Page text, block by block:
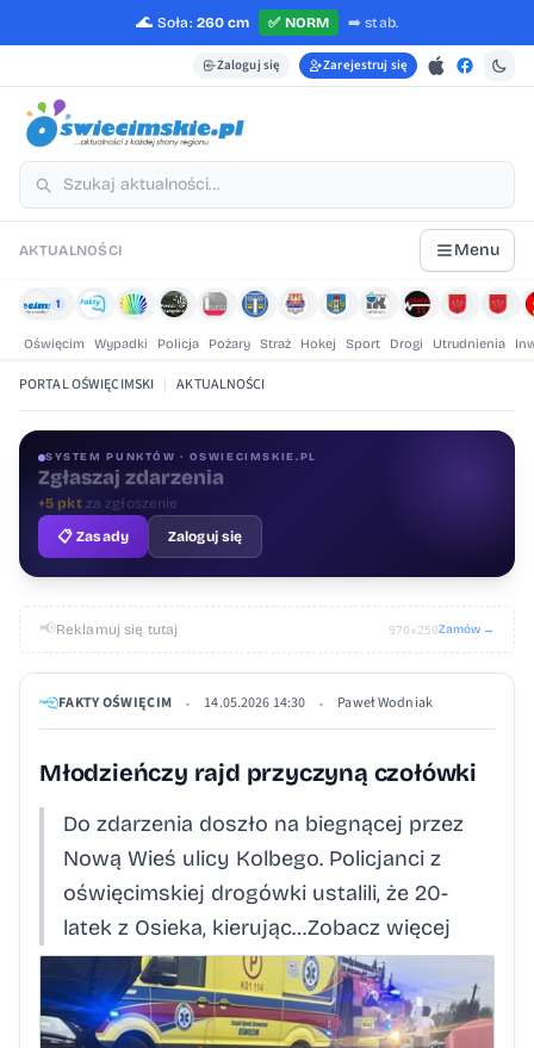
🌊 Soła: 260 cm ✅ NORM ➡️stab.
Zaloguj się Zarejestruj się
AKTUALNOŚCI Menu
1
Oświęcim Wypadki Policja Pożary Straż Hokej Sport Drogi Utrudnienia
PORTAL OŚWIĘCIMSKI | AKTUALNOŚCI
SYSTEM PUNKTÓW · OSWIECIMSKIE.PL
Oceniaj treści
+1 pktza ocenę
📋 Zasady
Zaloguj się
📢Reklamuj się tutaj 970×250Zamów →
FAKTY OŚWIĘCIM • 14.05.2026 14:30 • Paweł Wodniak
Młodzieńczy rajd przyczyną czołówki
Do zdarzenia doszło na biegnącej przez
Nową Wieś ulicy Kolbego. Policjanci z
oświęcimskiej drogówki ustalili, że 20-
latek z Osieka, kierując…Zobacz więcej